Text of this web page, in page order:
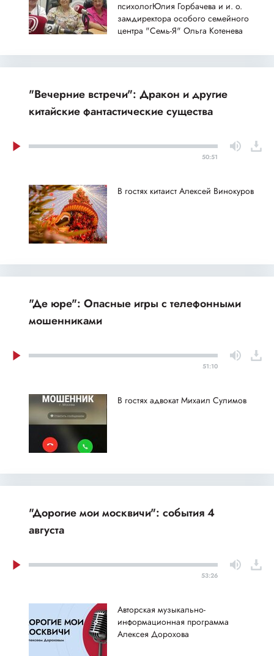
психологЮлия Горбачева и и. о.
замдиректора особого семейного
центра "Семь-Я" Ольга Котенева
"Вечерние встречи": Дракон и другие
китайские фантастические существа
50:51
В гостях китаист Алексей Винокуров
"Де юре": Опасные игры с телефонными
мошенниками
51:10
В гостях адвокат Михаил Сулимов
"Дорогие мои москвичи": события 4
августа
53:26
Авторская музыкально-
информационная программа
Алексея Дорохова